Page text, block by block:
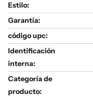
Estilo:
Garantía:
código upc:
Identificación
interna:
Categoría de
producto: